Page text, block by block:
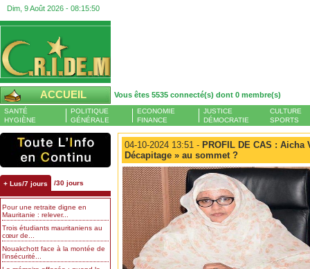
Dim, 9 Août 2026 - 08:15:51
ACCUEIL Vous êtes 5535 connecté(s) dont 0 membre(s)
SANTÉ
HYGIÈNE
POLITIQUE
GÉNÉRALE
ECONOMIE
FINANCE
JUSTICE
DÉMOCRATIE
CULTURE
SPORTS
+ Lus/7 jours /30 jours
Pour une retraite digne en
Mauritanie : relever...
Trois étudiants mauritaniens au
cœur de...
Nouakchott face à la montée de
l’insécurité...
04-10-2024 13:51 - PROFIL DE CAS : Aicha
Décapitage » au sommet ?